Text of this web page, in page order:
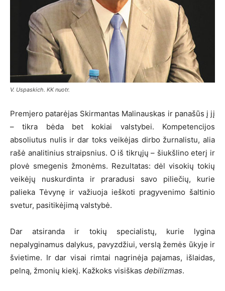
V. Uspaskich. KK nuotr.
Premjero patarėjas Skirmantas Malinauskas ir panašūs į jį
– tikra bėda bet kokiai valstybei. Kompetencijos
absoliutus nulis ir dar toks veikėjas dirbo žurnalistu, alia
rašė analitinius straipsnius. O iš tikrųjų – šiukšlino eterį ir
plovė smegenis žmonėms. Rezultatas: dėl visokių tokių
veikėjų nuskurdinta ir praradusi savo piliečių, kurie
palieka Tėvynę ir važiuoja ieškoti pragyvenimo šaltinio
svetur, pasitikėjimą valstybė.
Dar atsiranda ir tokių specialistų, kurie lygina
nepalyginamus dalykus, pavyzdžiui, verslą žemės ūkyje ir
švietime. Ir dar visai rimtai nagrinėja pajamas, išlaidas,
pelną, žmonių kiekį. Kažkoks visiškas debilizmas.